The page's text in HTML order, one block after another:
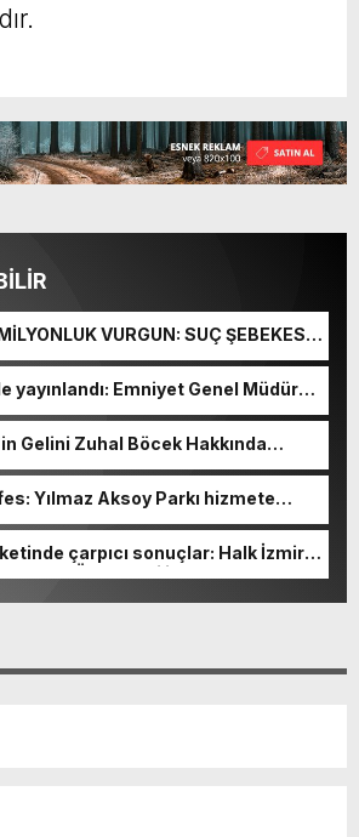
VURGUN: SUÇ ŞEBEKESİ
BASTI!
yayınlandı: Emniyet Genel Müdürü
Gelini Zuhal Böcek Hakkında
Yılmaz Aksoy Parkı hizmete
çarpıcı sonuçlar: Halk İzmirli
Ömer Eşki ilk sırada